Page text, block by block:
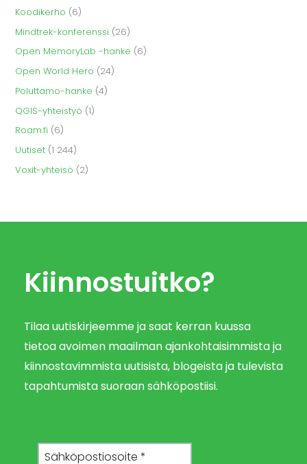
Koodikerho (6)
Mindtrek-konferenssi (26)
Open MemoryLab -hanke (6)
Open World Hero (24)
Poluttamo-hanke (4)
QGIS-yhteistyö (1)
Roam.fi (6)
Uutiset (1 244)
Voxit-yhteisö (2)
Kiinnostuitko?
Tilaa uutiskirjeemme ja saat kerran kuussa
tietoa avoimen maailman ajankohtaisimmista ja
kiinnostavimmista uutisista, blogeista ja tulevista
tapahtumista suoraan sähköpostiisi.